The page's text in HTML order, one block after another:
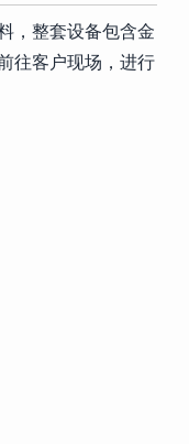
，整套设备包含金
往客户现场，进行